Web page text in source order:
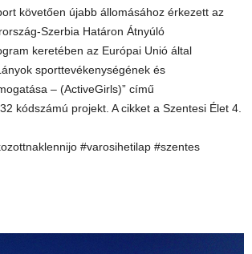
követően újabb állomásához érkezett az
Szerbia Határon Átnyúló
keretében az Európai Unió által
sporttevékenységének és
– (ActiveGirls)” című
kódszámú projekt. A cikket a Szentesi Élet 4.
#varosihetilap #szentes